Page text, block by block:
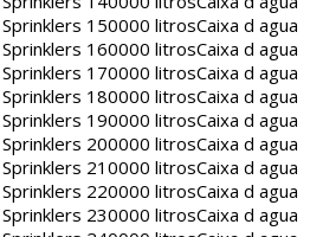
150000 litrosCaixa d agua
160000 litrosCaixa d agua
170000 litrosCaixa d agua
180000 litrosCaixa d agua
190000 litrosCaixa d agua
200000 litrosCaixa d agua
210000 litrosCaixa d agua
220000 litrosCaixa d agua
230000 litrosCaixa d agua